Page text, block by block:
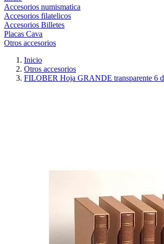
Accesorios numismatica
Accesorios filatelicos
Accesorios Billetes
Placas Cava
Otros accesorios
Inicio
Otros accesorios
FILOBER Hoja GRANDE transparente 6